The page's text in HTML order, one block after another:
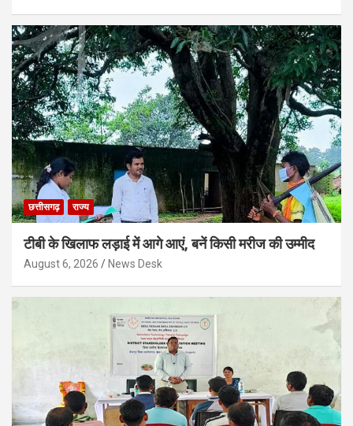
छत्तीसगढ़ राज्य
टीबी के खिलाफ लड़ाई में आगे आएं, बनें किसी मरीज की उम्मीद
August 6, 2026 News Desk